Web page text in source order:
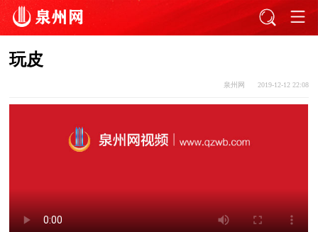
玩皮
泉州网 2019-12-12 22:08